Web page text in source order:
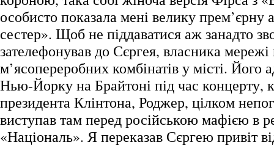
особисто показала мені велику прем’єрну
сестер». Щоб не піддаватися аж занадто
зателефонував до Сєргея, власника
м’ясопереробних комбінатів у місті. Його
Нью-Йорку на Брайтоні під час концерту,
президента Клінтона, Роджер, цілком
виступав там перед російською мафією в
«Національ». Я переказав Сєргею привіт